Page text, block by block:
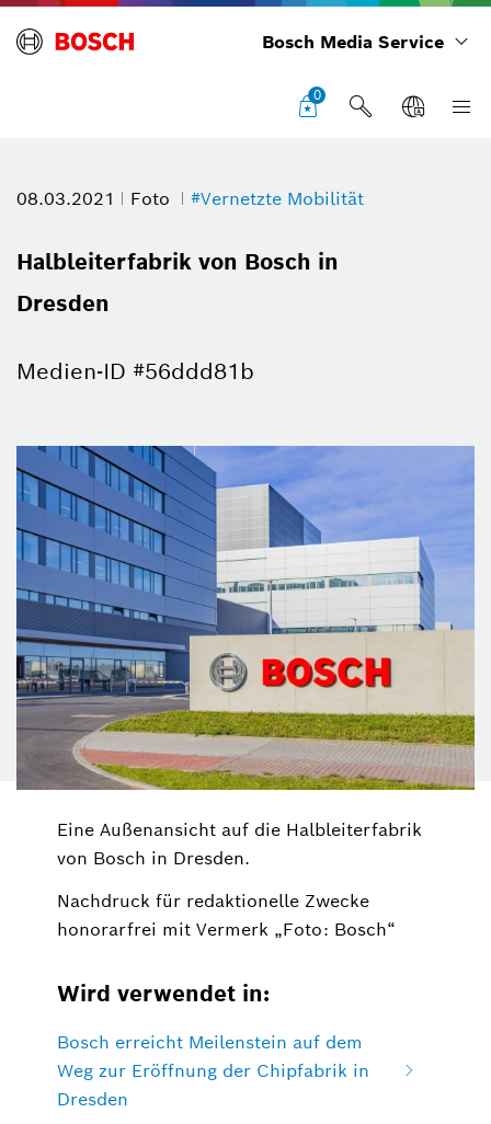
Bosch Media Service
0
08.03.2021 Foto #Vernetzte Mobilität
Halbleiterfabrik von Bosch in
Dresden
Medien-ID #56ddd81b
Eine Außenansicht auf die Halbleiterfabrik
von Bosch in Dresden.
Nachdruck für redaktionelle Zwecke
honorarfrei mit Vermerk „Foto: Bosch“
Wird verwendet in:
Bosch erreicht Meilenstein auf dem
Weg zur Eröffnung der Chipfabrik in
Dresden